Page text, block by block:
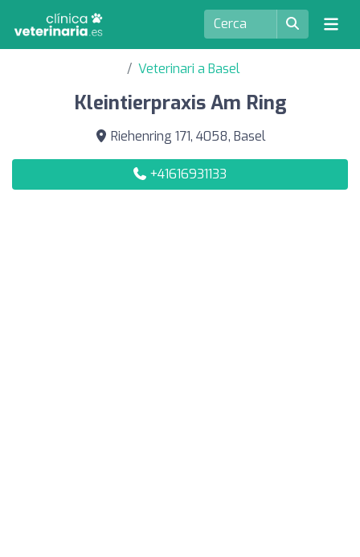
Veterinari a Basel
Kleintierpraxis Am Ring
Riehenring 171, 4058, Basel
+41616931133